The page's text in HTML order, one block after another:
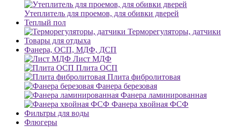
Утеплитель для проемов, для обивки дверей
Теплый пол
Терморегуляторы, датчики
Товары для отдыха
Фанера, ОСП, МДФ, ДСП
Лист МДФ
Плита ОСП
Плита фибролитовая
Фанера березовая
Фанера ламинированная
Фанера хвойная ФСФ
Фильтры для воды
Флюгеры